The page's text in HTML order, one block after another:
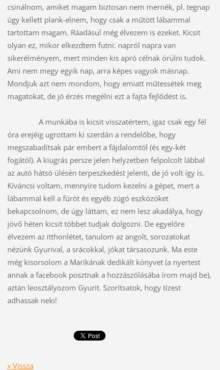
csinálnom, amiket magam biztosan nem mernék, pl. tegnap
úgy kellett plank-elnem, hogy csak a műtött lábammal
tartottam magam. Ráadásul még élvezem is ezeket. Kicsit
olyan ez, mikor elkezdtem futni: napról napra van
sikerélményem, mert minden kis apró célnak örülni tudok.
Ami nem megy egyik nap, arra képes vagyok másnap.
Mondjuk azt nem mondom, hogy emiatt műtessétek meg
magatokat, de jó érzés megélni ezt a fajta fejlődést is.
A munkába is kicsit visszatértem, igaz csak egy fél
óra erejéig ugrottam ki szerdán a rendelőbe, hogy
megszabadítsak pár embert a fájdalomtól (és egy-két
fogától). A kiugrás persze jelen helyzetben felpolcolt lábbal
az autó hátsó ülésén terpeszkedést jelenti, de jó volt így is.
Kíváncsi voltam, mennyire tudom kezelni a gépet, mert a
lábammal kell a fúrót és egyéb zúgó eszközöket
bekapcsolnom, de úgy láttam, ez nem lesz akadálya, hogy
jövő héten kicsit többet tudjak dolgozni. De egyelőre
élvezem az itthonlétet, tanulom az angolt, sorozatokat
nézünk Gyurival, a srácokkal, jókat társasozunk. Ma este
még kisorsolom a Marikának dedikált könyvet (a nyertest
annak a facebook posztnak a hozzászólásába írom majd be),
aztán leosztályozom Gyurit. Szorítsatok, hogy tízest
adhassak neki!
« Vissza